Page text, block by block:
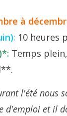
à
: 10 heures
Temps
l'été nous
d'emploi et il